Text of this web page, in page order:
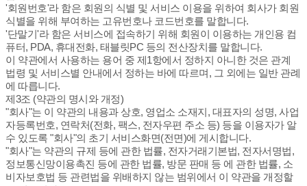
'회원번호'라 함은 회원의 식별 및 서비스 이용을 위하여 회사가 회원
식별을 위해 부여하는 고유번호나 코드번호를 말합니다.
'단말기'라 함은 서비스에 접속하기 위해 회원이 이용하는 개인용 컴
퓨터, PDA, 휴대전화, 태블릿PC 등의 전산장치를 말합니다.
이 약관에서 사용하는 용어 중 제1항에서 정하지 아니한 것은 관계
법령 및 서비스별 안내에서 정하는 바에 따르며, 그 외에는 일반 관례
에 따릅니다.
제3조 (약관의 명시와 개정)
"회사"는 이 약관의 내용과 상호, 영업소 소재지, 대표자의 성명, 사업
자등록번호, 연락처(전화, 팩스, 전자우편 주소 등) 등을 이용자가 알
수 있도록 "회사"의 초기 서비스화면(전면)에 게시합니다.
"회사"는 약관의 규제 등에 관한 법률, 전자거래기본법, 전자서명법,
정보통신망이용촉진 등에 관한 법률, 방문 판매 등 에 관한 법률, 소
비자보호법 등 관련법을 위배하지 않는 범위에서 이 약관을 개정할